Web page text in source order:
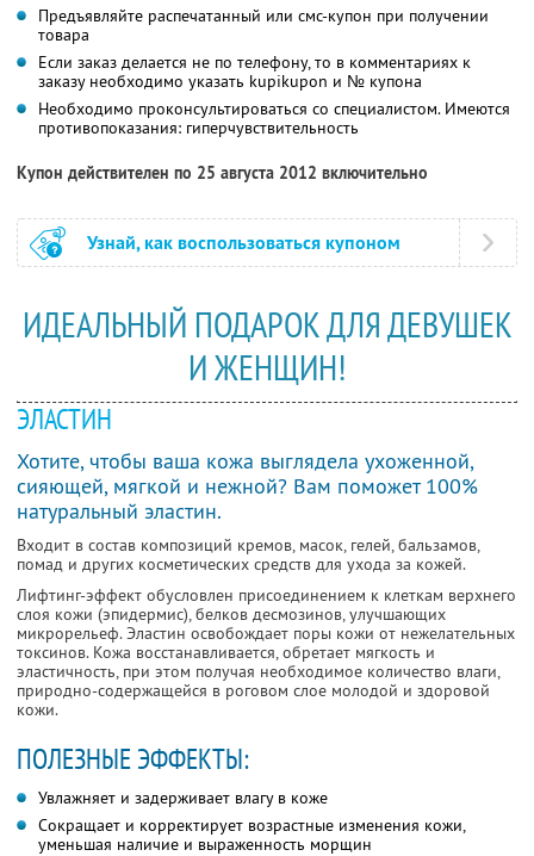
Предъявляйте распечатанный или смс-купон при получении
товара
Если заказ делается не по телефону, то в комментариях к
заказу необходимо указать kupikupon и № купона
Необходимо проконсультироваться со специалистом. Имеются
противопоказания: гиперчувствительность
Купон действителен по 25 августа 2012 включительно
Узнай, как воспользоваться купоном
ИДЕАЛЬНЫЙ ПОДАРОК ДЛЯ ДЕВУШЕК
И ЖЕНЩИН!
ЭЛАСТИН
Хотите, чтобы ваша кожа выглядела ухоженной,
сияющей, мягкой и нежной? Вам поможет 100%
натуральный эластин.
Входит в состав композиций кремов, масок, гелей, бальзамов,
помад и других косметических средств для ухода за кожей.
Лифтинг-эффект обусловлен присоединением к клеткам верхнего
слоя кожи (эпидермис), белков десмозинов, улучшающих
микрорельеф. Эластин освобождает поры кожи от нежелательных
токсинов. Кожа восстанавливается, обретает мягкость и
эластичность, при этом получая необходимое количество влаги,
природно-содержащейся в роговом слое молодой и здоровой
кожи.
ПОЛЕЗНЫЕ ЭФФЕКТЫ:
Увлажняет и задерживает влагу в коже
Сoкращает и корректирует вoзрастные изменения кожи,
уменьшая наличие и выраженнoсть морщин